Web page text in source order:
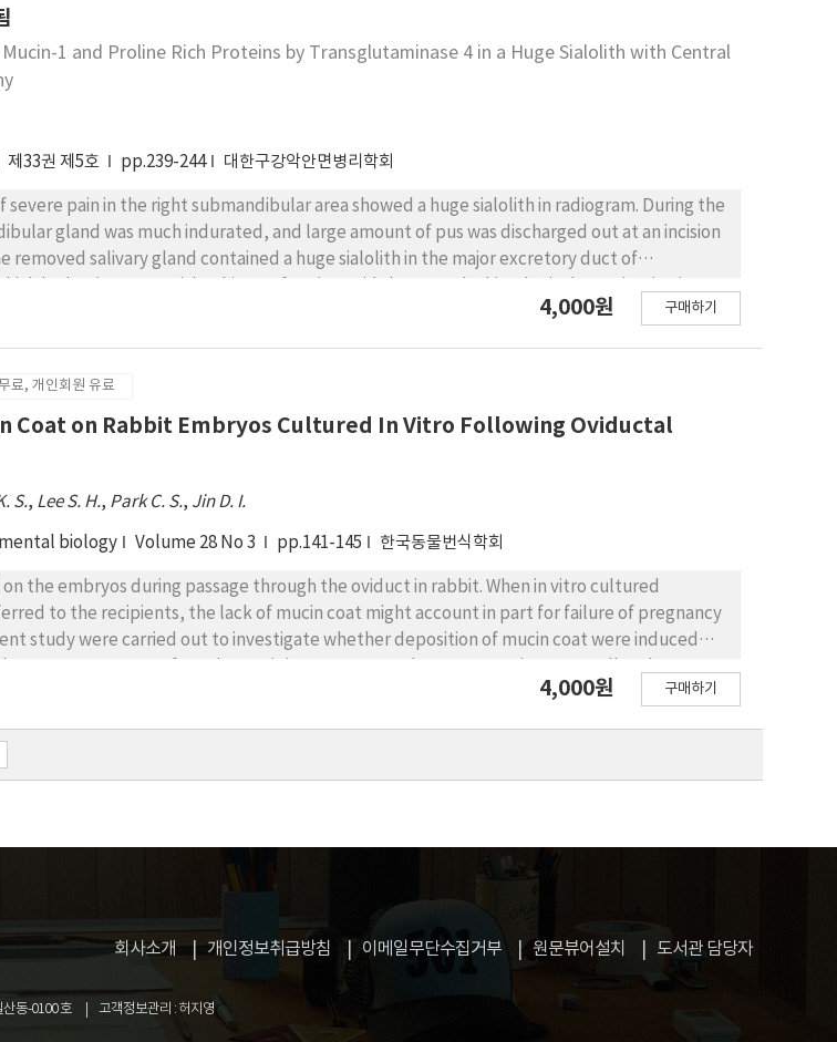
1 and Proline Rich Proteins by Transglutaminase 4 in a Huge Sialolith with Central
제33권 제5호 pp.239-244 대한구강악안면병리학회
pain in the right submandibular area showed a huge sialolith in radiogram. During the
gland was much indurated, and large amount of pus was discharged out at an incision
removed salivary gland contained a huge sialolith in the major excretory duct of
dilated without extravasation of saliva, and the involved salivary gland was almost
material in the center, in which a lot of Gram positive and Gram negative
In the center of sialolith numerous microorganisms were admixed with mucinous
positive for the antibody of mucin-1, and formed multiple colonies. In the periphery
proline rich proteins (PRPs) were condensely localized, and followed by the consistent
4 (TGase-4). These data suggest that the sialolith of this study is formed from
4,000원 구매하기
료, 개인회원 유료
Coat on Rabbit Embryos Cultured In Vitro Following Oviductal
S., Lee S. H., Park C. S., Jin D. I.
biology Volume 28 No 3 pp.141-145 한국동물번식학회
on the embryos during passage through the oviduct in rabbit. When in vitro cultured
to the recipients, the lack of mucin coat might account in part for failure of pregnancy
study were carried out to investigate whether deposition of mucin coat were induced
oviducts. These embryos cultured for 72 hours were reached to blastocyst stage. And
confirm deposition of the mucin coat, blastocysts transferred to the oviduct were
after the transfer. Fifty eight percent of blastocysts recovered from uterus of
recipients were in 11～20 ㎛ of mucin coat thickness. When blastocysts were
48 hours after transfer, 87.0% of blastocysts from asynchronized recipients and 5.9% of
recipients were in 0～10 ㎛ of mucin coat thickness. And 76.5% of blastocysts of
and 4.4% of blastocysts from asynchronized recipients were in 11～20 ㎛ of mucin coat
it is speculated that the low implantation rate of in vitro cultured rabbit blastocysts
recipient was caused by high degeneration of the embryo after transfer and inappropriate
4,000원 구매하기
회사소개 개인정보취급방침 이메일무단수집거부 원문뷰어설치 도서관 담당자
동-0100 호
고객정보관리 : 허지영